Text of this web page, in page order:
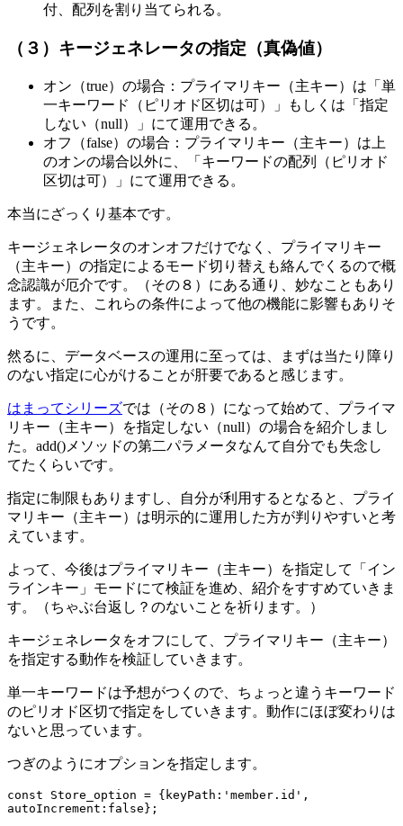
付、配列を割り当てられる。
（３）キージェネレータの指定（真偽値）
オン（true）の場合：プライマリキー（主キー）は「単
一キーワード（ピリオド区切は可）」もしくは「指定
しない（null）」にて運用できる。
オフ（false）の場合：プライマリキー（主キー）は上
のオンの場合以外に、「キーワードの配列（ピリオド
区切は可）」にて運用できる。
本当にざっくり基本です。
キージェネレータのオンオフだけでなく、プライマリキー
（主キー）の指定によるモード切り替えも絡んでくるので概
念認識が厄介です。（その８）にある通り、妙なこともあり
ます。また、これらの条件によって他の機能に影響もありそ
うです。
然るに、データベースの運用に至っては、まずは当たり障り
のない指定に心がけることが肝要であると感じます。
はまってシリーズでは（その８）になって始めて、プライマ
リキー（主キー）を指定しない（null）の場合を紹介しまし
た。add()メソッドの第二パラメータなんて自分でも失念し
てたくらいです。
指定に制限もありますし、自分が利用するとなると、プライ
マリキー（主キー）は明示的に運用した方が判りやすいと考
えています。
よって、今後はプライマリキー（主キー）を指定して「イン
ラインキー」モードにて検証を進め、紹介をすすめていきま
す。（ちゃぶ台返し？のないことを祈ります。）
キージェネレータをオフにして、プライマリキー（主キー）
を指定する動作を検証していきます。
単一キーワードは予想がつくので、ちょっと違うキーワード
のピリオド区切で指定をしていきます。動作にほぼ変わりは
ないと思っています。
つぎのようにオプションを指定します。
const Store_option = {keyPath:'member.id',
autoIncrement:false};